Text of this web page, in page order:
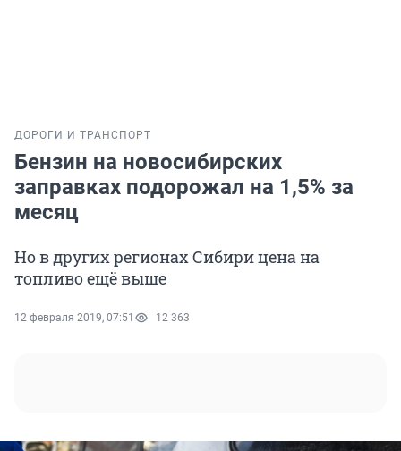
ДОРОГИ И ТРАНСПОРТ
Бензин на новосибирских
заправках подорожал на 1,5% за
месяц
Но в других регионах Сибири цена на
топливо ещё выше
12 февраля 2019, 07:51 12 363